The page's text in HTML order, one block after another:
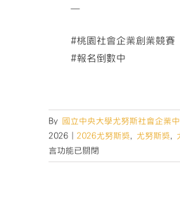
—
#桃園社會企業創業競賽
#報名倒數中
By 國立中央大學尤努斯社會企業
2026
2026尤努斯獎, 尤努斯獎,
言功能已關閉